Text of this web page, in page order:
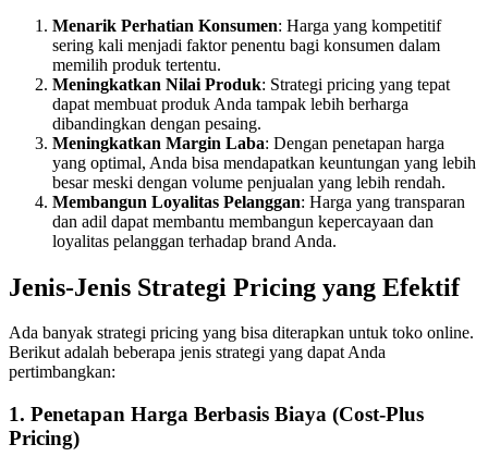
Menarik Perhatian Konsumen: Harga yang kompetitif
sering kali menjadi faktor penentu bagi konsumen dalam
memilih produk tertentu.
Meningkatkan Nilai Produk: Strategi pricing yang tepat
dapat membuat produk Anda tampak lebih berharga
dibandingkan dengan pesaing.
Meningkatkan Margin Laba: Dengan penetapan harga
yang optimal, Anda bisa mendapatkan keuntungan yang lebih
besar meski dengan volume penjualan yang lebih rendah.
Membangun Loyalitas Pelanggan: Harga yang transparan
dan adil dapat membantu membangun kepercayaan dan
loyalitas pelanggan terhadap brand Anda.
Jenis-Jenis Strategi Pricing yang Efektif
Ada banyak strategi pricing yang bisa diterapkan untuk toko online.
Berikut adalah beberapa jenis strategi yang dapat Anda
pertimbangkan:
1. Penetapan Harga Berbasis Biaya (Cost-Plus
Pricing)